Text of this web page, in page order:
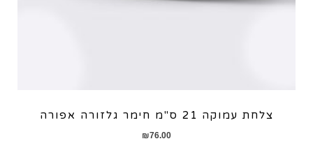
צלחת עמוקה 21 ס"מ חימר גלזורה אפורה
₪76.00